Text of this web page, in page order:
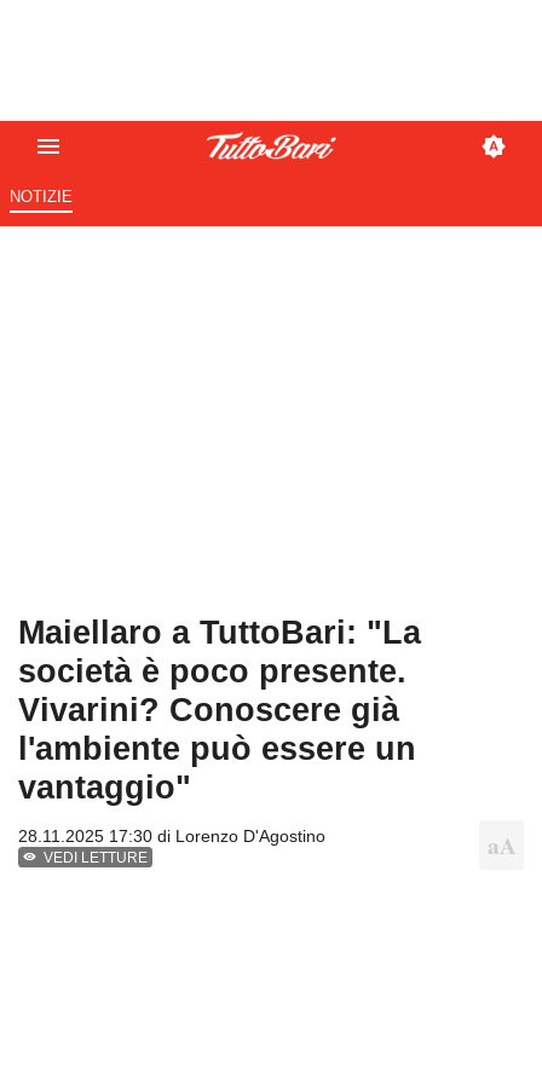
NOTIZIE
Maiellaro a TuttoBari: "La
società è poco presente.
Vivarini? Conoscere già
l'ambiente può essere un
vantaggio"
28.11.2025 17:30 di Lorenzo D'Agostino
VEDI LETTURE